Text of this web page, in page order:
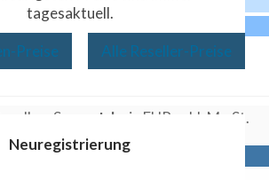
Akt.
Preis
-S- pro Jahr in EUR exkl.
tagesaktuell.
Preise Alle Reseller-Preise
Neuregistrierung